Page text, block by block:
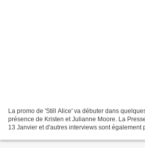
La promo de 'Still Alice' va débuter dans
présence de Kristen et Julianne Moore. La
13 Janvier et d'autres interviews sont également